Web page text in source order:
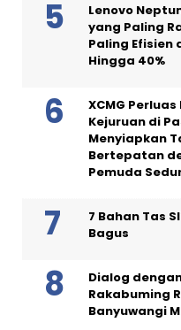
Lenovo
yang Paling
Paling Efisien
Hingga 40%
XCMG
Kejuruan di
Menyiapkan
Bertepatan
Pemuda
7 Bahan Tas
Bagus
Dialog
Rakabuming
Banyuwangi